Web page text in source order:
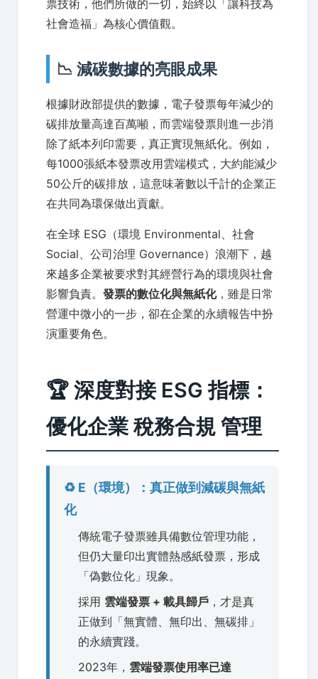
票技術，他們所做的一切，始終以「讓科技為
社會造福」為核心價值觀。
📉 減碳數據的亮眼成果
根據財政部提供的數據，電子發票每年減少的
碳排放量高達百萬噸，而雲端發票則進一步消
除了紙本列印需要，真正實現無紙化。例如，
每1000張紙本發票改用雲端模式，大約能減少
50公斤的碳排放，這意味著數以千計的企業正
在共同為環保做出貢獻。
在全球 ESG（環境 Environmental、社會
Social、公司治理 Governance）浪潮下，越
來越多企業被要求對其經營行為的環境與社會
影響負責。 發票的數位化與無紙化，雖是日常
營運中微小的一步，卻在企業的永續報告中扮
演重要角色。
🏆 深度對接 ESG 指標：
優化企業 稅務合規 管理
♻️ E（環境）：真正做到減碳與無紙
化
傳統電子發票雖具備數位管理功能，
但仍大量印出實體熱感紙發票，形成
「偽數位化」現象。
採用 雲端發票 + 載具歸戶 ，才是真
正做到「無實體、無印出、無碳排」
的永續實踐。
2023年， 雲端發票使用率已達